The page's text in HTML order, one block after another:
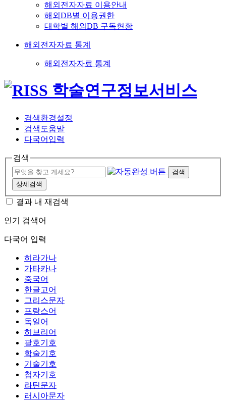
해외전자자료 이용안내
해외DB별 이용권한
대학별 해외DB 구독현황
해외전자자료 통계
해외전자자료 통계
검색환경설정
검색도움말
다국어입력
검색
검색
상세검색
결과 내 재검색
인기 검색어
다국어 입력
히라가나
가타카나
중국어
한글고어
그리스문자
프랑스어
독일어
히브리어
괄호기호
학술기호
기술기호
첨자기호
라틴문자
러시아문자